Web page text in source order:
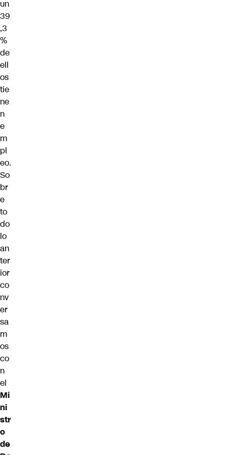
un
39
,3
%
de
ell
os
tie
ne
n
e
m
pl
eo.
So
br
e
to
do
lo
an
ter
ior
co
nv
er
sa
m
os
co
n
el
Mi
ni
str
o
de